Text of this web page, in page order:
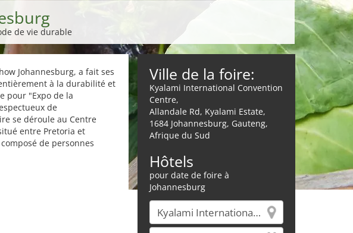
de vie durable
Johannesburg, a fait ses
à la durabilité et
pour "Expo de la
de
se déroule au Centre
entre Pretoria et
de personnes
Ville de la foire:
Kyalami International Convention
Centre,
Allandale Rd, Kyalami Estate,
1684 Johannesburg, Gauteng,
Afrique du Sud
Hôtels
pour date de foire à
Johannesburg